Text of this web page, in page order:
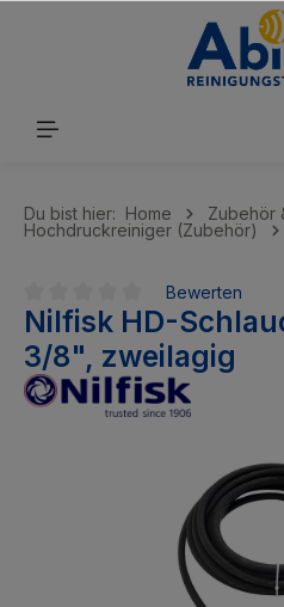
Du bist hier: Home
Zubehör
Hochdruckreiniger (Zubehör)
Durchschnittliche Bewertung
Bewerten
Nilfisk HD-
3/8", zweilagig